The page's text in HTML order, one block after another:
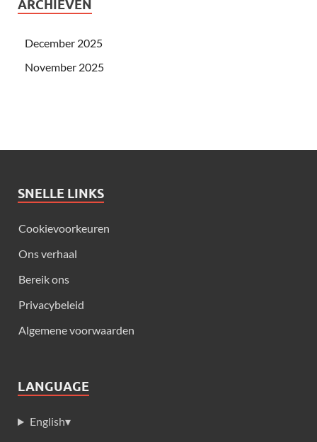
ARCHIEVEN
December 2025
November 2025
SNELLE LINKS
Cookievoorkeuren
Ons verhaal
Bereik ons
Privacybeleid
Algemene voorwaarden
LANGUAGE
English▾